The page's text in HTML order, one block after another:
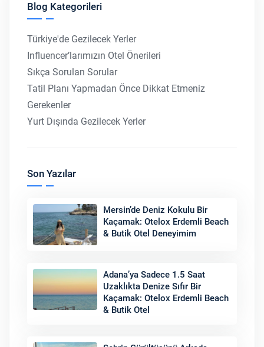
Blog Kategorileri
Türkiye'de Gezilecek Yerler
Influencer’larımızın Otel Önerileri
Sıkça Sorulan Sorular
Tatil Planı Yapmadan Önce Dikkat Etmeniz
Gerekenler
Yurt Dışında Gezilecek Yerler
Son Yazılar
Mersin’de Deniz Kokulu Bir
Kaçamak: Otelox Erdemli Beach
& Butik Otel Deneyimim
Adana’ya Sadece 1.5 Saat
Uzaklıkta Denize Sıfır Bir
Kaçamak: Otelox Erdemli Beach
& Butik Otel